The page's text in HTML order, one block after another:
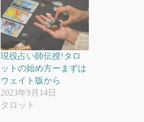
現役占い師伝授!タロ
ットの始め方ーまずは
ウェイト版から
2023年9月14日
タロット